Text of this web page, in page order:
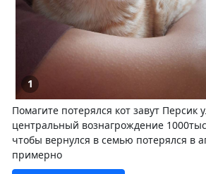
1
Помагите потерялся кот завут Персик
центральный вознагрождение
чтобы вернулся в семью потерялся в
примерно